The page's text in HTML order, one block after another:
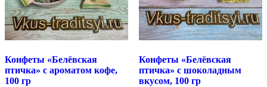
Конфеты «Белёвская
птичка» с ароматом кофе,
100 гр
Конфеты «Белёвская
птичка» с шоколадным
вкусом, 100 гр